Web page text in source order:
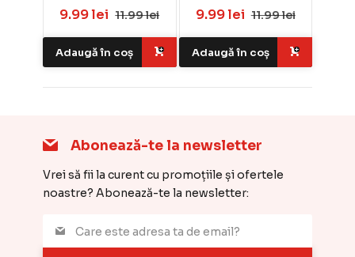
9.99 lei 11.99 lei
Adaugă în coș
9.99 lei 11.99 lei
Adaugă în coș
Abonează-te la newsletter
Vrei să fii la curent cu promoțiile și ofertele
noastre? Abonează-te la newsletter: